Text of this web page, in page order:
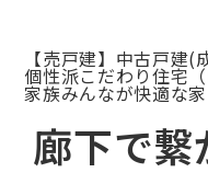
【売戸建】中古戸建(
個性派こだわり住宅
家族みんなが快適な
廊下で繋